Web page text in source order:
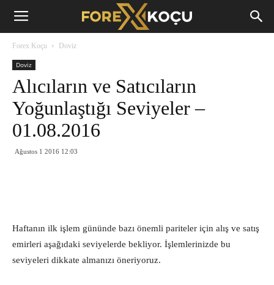
Forex
Forex Koçu Doviz
Doviz
Alıcıların ve Satıcıların
Yoğunlaştığı Seviyeler –
01.08.2016
Ağustos 1 2016 12:03
Haftanın ilk işlem gününde bazı önemli pariteler için alış ve satış
emirleri aşağıdaki seviyelerde bekliyor. İşlemlerinizde bu
seviyeleri dikkate almanızı öneriyoruz.